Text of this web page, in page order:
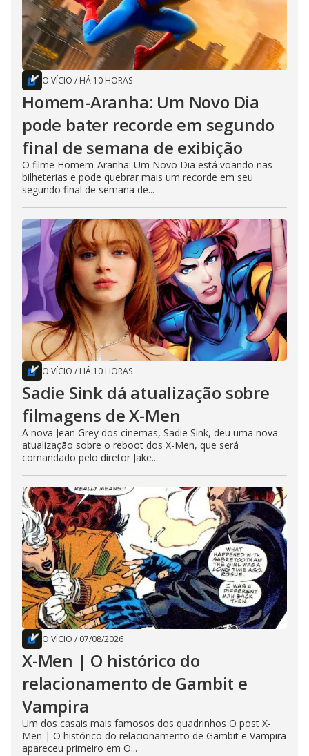
O VÍCIO / HÁ 10 HORAS
Homem-Aranha: Um Novo Dia
pode bater recorde em segundo
final de semana de exibição
O filme Homem-Aranha: Um Novo Dia está voando nas
bilheterias e pode quebrar mais um recorde em seu
segundo final de semana de...
O VÍCIO / HÁ 10 HORAS
Sadie Sink dá atualização sobre
filmagens de X-Men
A nova Jean Grey dos cinemas, Sadie Sink, deu uma nova
atualização sobre o reboot dos X-Men, que será
comandado pelo diretor Jake...
O VÍCIO / 07/08/2026
X-Men | O histórico do
relacionamento de Gambit e
Vampira
Um dos casais mais famosos dos quadrinhos O post X-
Men | O histórico do relacionamento de Gambit e Vampira
apareceu primeiro em O...